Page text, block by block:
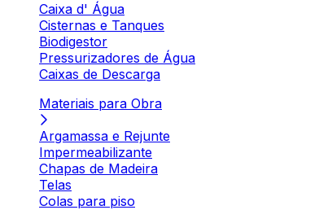
Caixa d' Água
Cisternas e Tanques
Biodigestor
Pressurizadores de Água
Caixas de Descarga
Materiais para Obra
Argamassa e Rejunte
Impermeabilizante
Chapas de Madeira
Telas
Colas para piso